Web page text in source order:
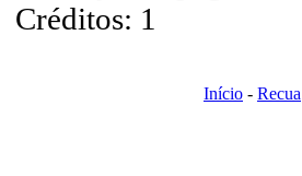
Créditos: 1
Início - Recua